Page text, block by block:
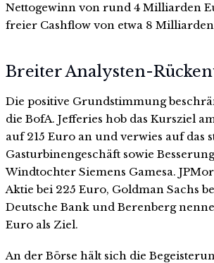
Nettogewinn von rund 4 Milliarden
freier Cashflow von etwa 8
Breiter Analysten-
Die positive Grundstimmung
die BofA. Jefferies hob das Kursziel
auf 215 Euro an und verwies auf das
Gasturbinengeschäft sowie
Windtochter Siemens Gamesa.
Aktie bei 225 Euro, Goldman Sachs
Deutsche Bank und Berenberg
Euro als Ziel.
An der Börse hält sich die